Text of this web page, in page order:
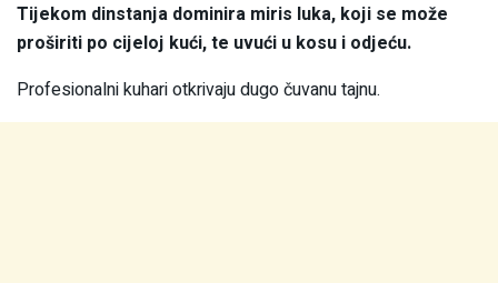
Tijekom dinstanja dominira miris luka, koji se može
proširiti po cijeloj kući, te uvući u kosu i odjeću.
Profesionalni kuhari otkrivaju dugo čuvanu tajnu.